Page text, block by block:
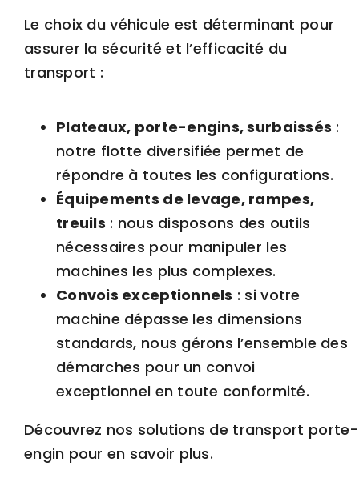
Le choix du véhicule est déterminant pour
assurer la sécurité et l’efficacité du
transport :
Plateaux, porte-engins, surbaissés :
notre flotte diversifiée permet de
répondre à toutes les configurations.
Équipements de levage, rampes,
treuils : nous disposons des outils
nécessaires pour manipuler les
machines les plus complexes.
Convois exceptionnels : si votre
machine dépasse les dimensions
standards, nous gérons l’ensemble des
démarches pour un convoi
exceptionnel en toute conformité.
Découvrez nos solutions de transport porte-
engin pour en savoir plus.